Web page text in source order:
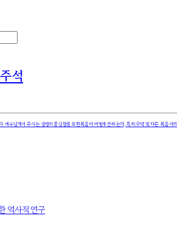
석
. 예수님께서 주시는 생명의 풍성함을 요한복음이 어떻게 전하는지, 특히 구약 및 다른 복
역사적 연구